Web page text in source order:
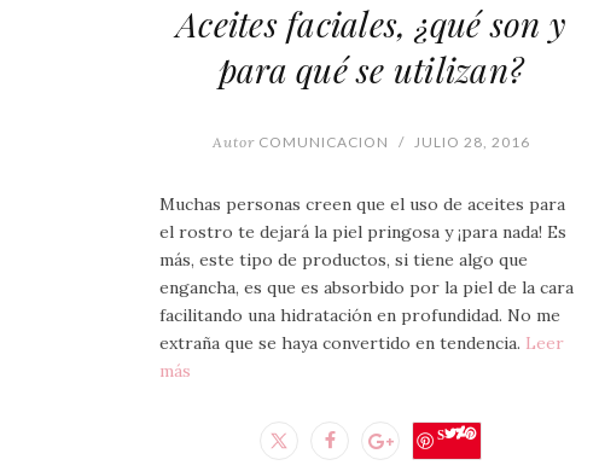
Aceites faciales, ¿qué son y
para qué se utilizan?
AutorCOMUNICACION / JULIO 28, 2016
Muchas personas creen que el uso de aceites para
el rostro te dejará la piel pringosa y ¡para nada! Es
más, este tipo de productos, si tiene algo que
engancha, es que es absorbido por la piel de la cara
facilitando una hidratación en profundidad. No me
extraña que se haya convertido en tendencia. Leer
más
Save